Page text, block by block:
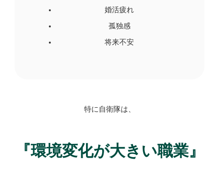
婚活疲れ
孤独感
将来不安
特に自衛隊は、
『環境変化が大きい職業』